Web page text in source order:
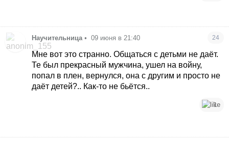
Научительница • 09 июня в 21:40 24
Мне вот это странно. Общаться с детьми не даёт.
Те был прекрасный мужчина, ушел на войну,
попал в плен, вернулся, она с другим и просто не
даёт детей?.. Как-то не бьётся..
1